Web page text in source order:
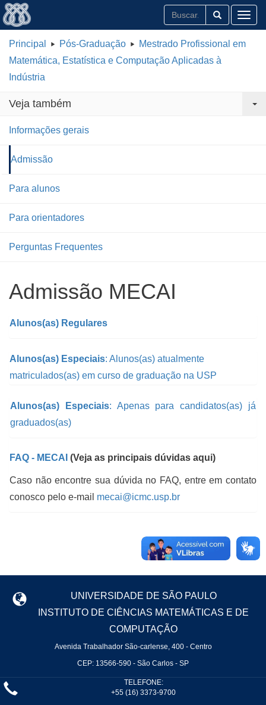
Principal Pós-Graduação
Mestrado Profissional em
Matemática, Estatística e Computação Aplicadas à
Indústria
Veja também
Informações gerais
Admissão
Para alunos
Para orientadores
Perguntas Frequentes
Admissão MECAI
Alunos(as) Regulares
Alunos(as) Especiais: Alunos(as) atualmente
matriculados(as) em curso de graduação na USP
Alunos(as) Especiais: Apenas para candidatos(as) já
graduados(as)
FAQ - MECAI (Veja as principais dúvidas aqui)
Caso não encontre sua dúvida no FAQ, entre em contato
conosco pelo e-mail mecai@icmc.usp.br
UNIVERSIDADE DE SÃO PAULO
INSTITUTO DE CIÊNCIAS MATEMÁTICAS E DE
COMPUTAÇÃO
Avenida Trabalhador São-carlense, 400 - Centro
CEP: 13566-590 - São Carlos - SP
TELEFONE:
+55 (16) 3373-9700